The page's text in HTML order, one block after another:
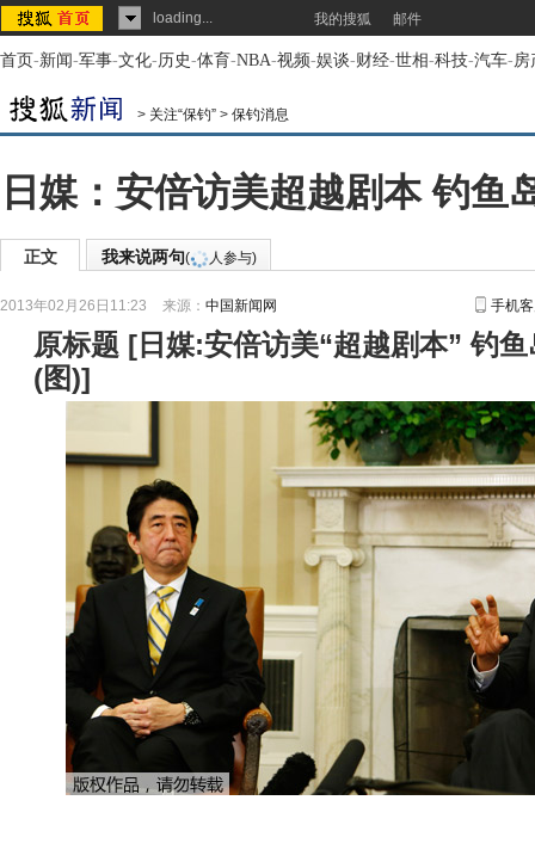
loading... 我的搜狐 邮件
首页-新闻-军事-文化-历史-体育-NBA-视频-娱谈-财经-世相-科技-汽车-房
> 关注“保钓” > 保钓消息
日媒：安倍访美超越剧本 钓鱼
正文 我来说两句( 人参与)
2013年02月26日11:23 来源： 中国新闻网 手机
原标题 [ 日媒:安倍访美“超越剧本” 钓
(图)]